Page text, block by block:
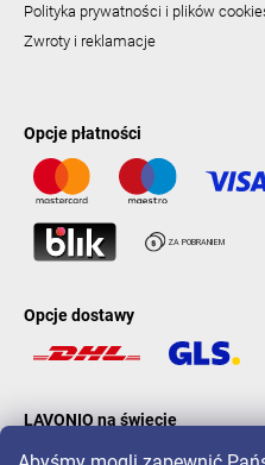
Polityka prywatności i plików
Zwroty i reklamacje
Opcje płatności
Opcje dostawy
LAVONIO na świecie